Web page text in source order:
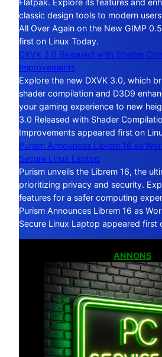
Flatpak. Explore its features and
classic design tools to modern
All Over Again on the New GIMP
first on Linux Today.
DXVK 3.0 Released with Shader
Improvements
Explore the new DXVK 3.0, which
shader compilation and D3D9
your gaming experience to new
3.0 Released with Shader
Improvements appeared first on
Purism Announces Librem 16 as
Secure Linux Laptop
Purism unveils the Librem 16, the
prioritizing privacy and security.
features for a safer computing
Purism Announces Librem 16 as
Secure Linux Laptop appeared first
ANNONS